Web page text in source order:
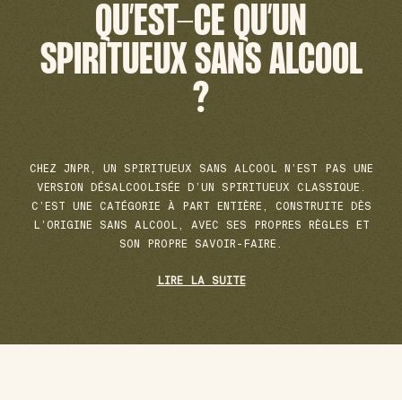
QU’EST-CE QU’UN
SPIRITUEUX SANS ALCOOL
?
CHEZ JNPR, UN SPIRITUEUX SANS ALCOOL N’EST PAS UNE
VERSION DÉSALCOOLISÉE D’UN SPIRITUEUX CLASSIQUE.
C’EST UNE CATÉGORIE À PART ENTIÈRE, CONSTRUITE DÈS
L’ORIGINE SANS ALCOOL, AVEC SES PROPRES RÈGLES ET
SON PROPRE SAVOIR-FAIRE.
LIRE LA SUITE